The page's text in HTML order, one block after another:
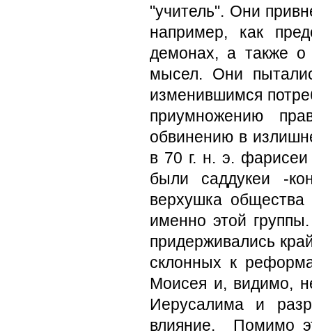
"учитель". Они
например, как
демонах, а также
мысел. Они
изменившимся
приумножению
обвинению в
в 70 г. н. э. фарисеи
были саддукеи -
верхушка общества
именно этой
при­держивались
склон­ных к
Моисея и, видимо,
Иерусалима и
влияние. Помимо